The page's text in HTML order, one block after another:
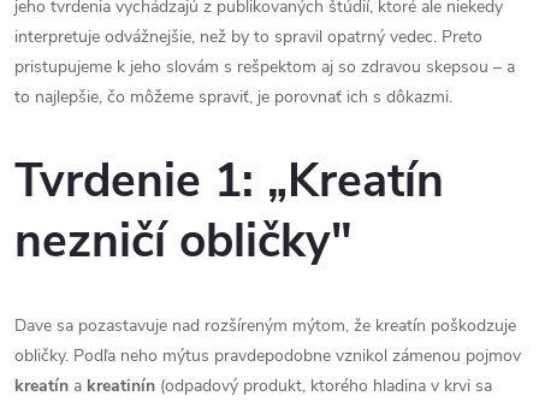
jeho tvrdenia vychádzajú z publikovaných štúdií, ktoré ale niekedy
interpretuje odvážnejšie, než by to spravil opatrný vedec. Preto
pristupujeme k jeho slovám s rešpektom aj so zdravou skepsou – a
to najlepšie, čo môžeme spraviť, je porovnať ich s dôkazmi.
Tvrdenie 1: „Kreatín
nezničí obličky"
Dave sa pozastavuje nad rozšíreným mýtom, že kreatín poškodzuje
obličky. Podľa neho mýtus pravdepodobne vznikol zámenou pojmov
kreatín a kreatinín (odpadový produkt, ktorého hladina v krvi sa